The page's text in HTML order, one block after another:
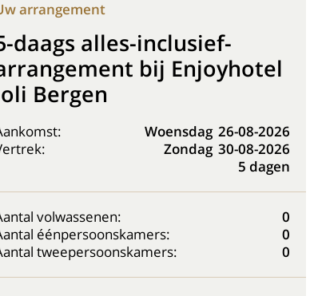
arrangement
daags alles-inclusief-
bij Enjoyhotel
Bergen
Woensdag 26-08-2026
Zondag 30-08-2026
5 dagen
volwassenen:
0
éénpersoonskamers:
0
tweepersoonskamers:
0